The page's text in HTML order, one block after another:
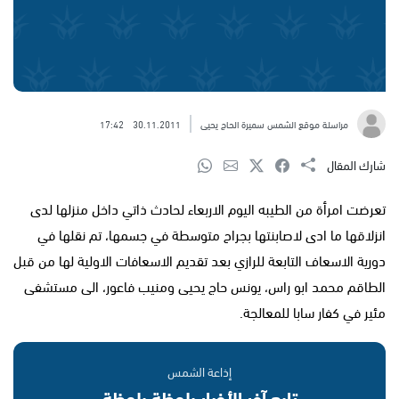
مراسلة موقع الشمس سميرة الحاج يحيى 30.11.2011
17:42
شارك المقال
تعرضت امرأة من الطيبه اليوم الاربعاء لحادث ذاتي داخل منزلها لدى
انزلاقها ما ادى لاصابنتها بجراح متوسطة في جسمها، تم نقلها في
دورية الاسعاف التابعة للرازي بعد تقديم الاسعافات الاولية لها من قبل
الطاقم محمد ابو راس، يونس حاج يحيى ومنيب فاعور، الى مستشفى
مئير في كفار سابا للمعالجة.‭‮
إذاعة الشمس